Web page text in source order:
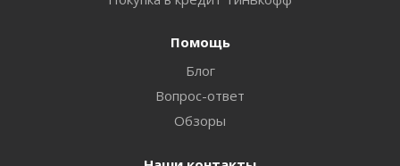
Помощь
Блог
Вопрос-ответ
Обзоры